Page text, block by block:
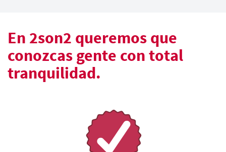
En 2son2 queremos que
conozcas gente con total
tranquilidad.